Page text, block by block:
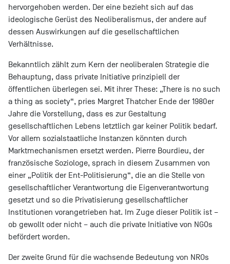
hervorgehoben werden. Der eine bezieht sich auf das
ideologische Gerüst des Neoliberalismus, der andere auf
dessen Auswirkungen auf die gesellschaftlichen
Verhältnisse.
Bekanntlich zählt zum Kern der neoliberalen Strategie die
Behauptung, dass private Initiative prinzipiell der
öffentlichen überlegen sei. Mit ihrer These: „There is no such
a thing as society“, pries Margret Thatcher Ende der 1980er
Jahre die Vorstellung, dass es zur Gestaltung
gesellschaftlichen Lebens letztlich gar keiner Politik bedarf.
Vor allem sozialstaatliche Instanzen könnten durch
Marktmechanismen ersetzt werden. Pierre Bourdieu, der
französische Soziologe, sprach in diesem Zusammen von
einer „Politik der Ent-Politisierung“, die an die Stelle von
gesellschaftlicher Verantwortung die Eigenverantwortung
gesetzt und so die Privatisierung gesellschaftlicher
Institutionen vorangetrieben hat. Im Zuge dieser Politik ist –
ob gewollt oder nicht – auch die private Initiative von NGOs
befördert worden.
Der zweite Grund für die wachsende Bedeutung von NROs